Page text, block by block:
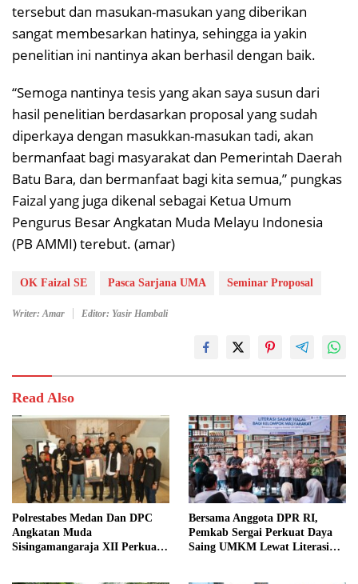
tersebut dan masukan-masukan yang diberikan
sangat membesarkan hatinya, sehingga ia yakin
penelitian ini nantinya akan berhasil dengan baik.
“Semoga nantinya tesis yang akan saya susun dari
hasil penelitian berdasarkan proposal yang sudah
diperkaya dengan masukkan-masukan tadi, akan
bermanfaat bagi masyarakat dan Pemerintah Daerah
Batu Bara, dan bermanfaat bagi kita semua,” pungkas
Faizal yang juga dikenal sebagai Ketua Umum
Pengurus Besar Angkatan Muda Melayu Indonesia
(PB AMMI) terebut. (amar)
OK Faizal SE Pasca Sarjana UMA Seminar Proposal
Writer: Amar Editor: Yasir Hambali
Read Also
Polrestabes Medan Dan DPC
Angkatan Muda
Sisingamangaraja XII Perkuat
Bersama Anggota DPR RI,
Pemkab Sergai Perkuat Daya
Saing UMKM Lewat Literasi